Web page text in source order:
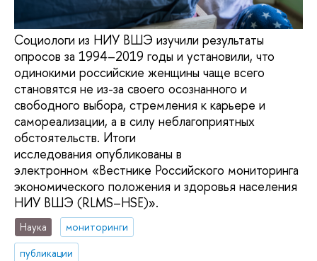
Социологи из НИУ ВШЭ изучили результаты
опросов за 1994–2019 годы и установили, что
одинокими российские женщины чаще всего
становятся не из-за своего осознанного и
свободного выбора, стремления к карьере и
самореализации, а в силу неблагоприятных
обстоятельств. Итоги
исследования опубликованы в
электронном «Вестнике Российского мониторинга
экономического положения и здоровья населения
НИУ ВШЭ (RLMS–HSE)».
Наука
мониторинги
публикации